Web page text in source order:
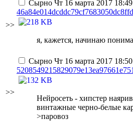
>>
Сырно Чт 16 марта 2017
я, кажется, начинаю
>>
Сырно Чт 16 марта 2017
Нейросеть - хипстер
винтажные черно-белые
>паровоз